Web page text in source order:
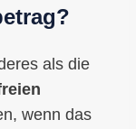
als die
wenn das